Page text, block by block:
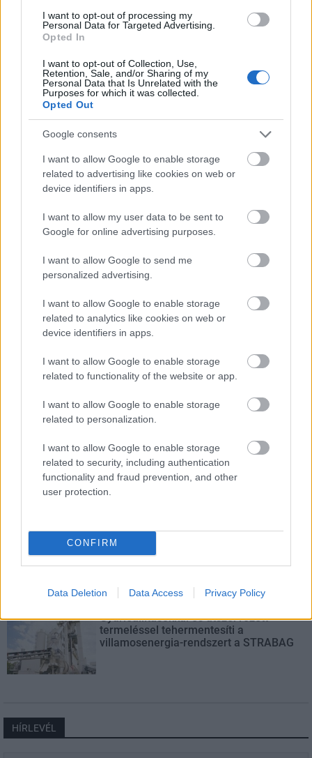
I want to opt-out of processing my
Personal Data for Targeted Advertising.
Opted In
I want to opt-out of Collection, Use,
Retention, Sale, and/or Sharing of my
Personal Data that Is Unrelated with the
Purposes for which it was collected.
Opted Out
Google consents
I want to allow Google to enable storage
related to advertising like cookies on web or
device identifiers in apps.
I want to allow my user data to be sent to
Google for online advertising purposes.
I want to allow Google to send me
personalized advertising.
I want to allow Google to enable storage
related to analytics like cookies on web or
device identifiers in apps.
I want to allow Google to enable storage
related to functionality of the website or app.
I want to allow Google to enable storage
related to personalization.
I want to allow Google to enable storage
related to security, including authentication
functionality and fraud prevention, and other
user protection.
CONFIRM
Data Deletion Data Access Privacy Policy
MAGYAR ÉPÍTŐK
Épített öröksége megújításával is készül Mohács a
Új kápolna, kiállítótér épült a mohácsi csata emlékhelyén. A
városban is számos beruházás készült el vagy közeledik a
befejezéshez. Új parkolóház létesül, megújul a városháza és a
kötik össze Spanyolország és
Franciaország villamosenergia-
hálózatát
Még több zöld, még több virág és új
játszótér Debrecen egyik legfontosabb
terén
Fából épül Budakeszi új óvodája
Gyárleállításokkal és átszervezett
termeléssel tehermentesíti a
villamosenergia-rendszert a STRABAG
HÍRLEVÉL